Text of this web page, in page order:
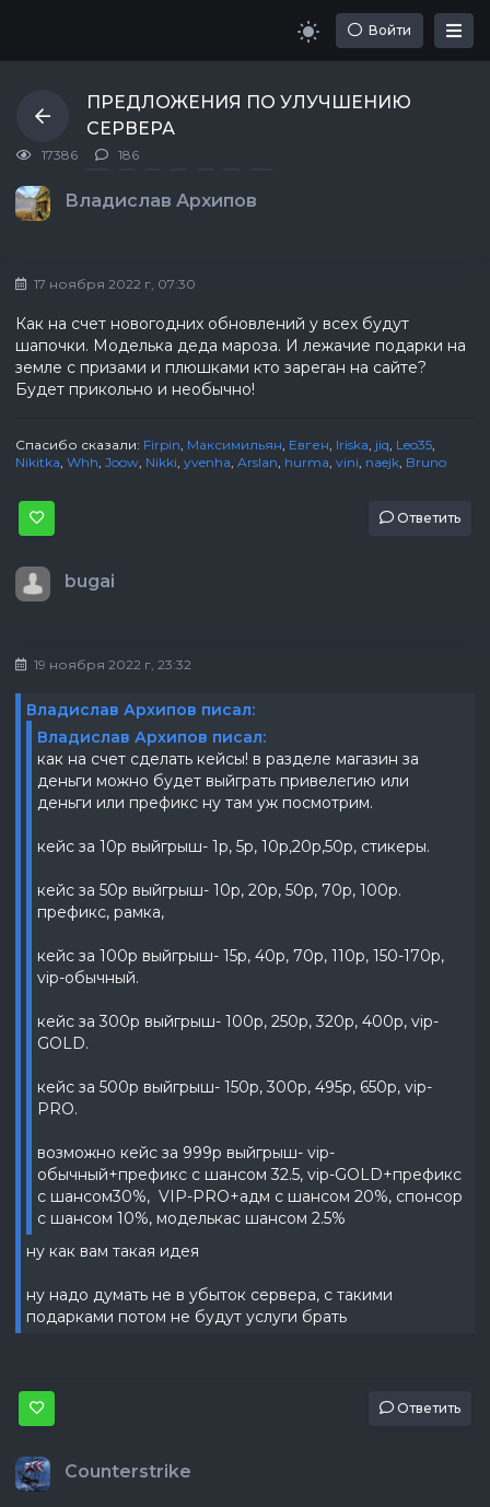
Войти
ПРЕДЛОЖЕНИЯ ПО УЛУЧШЕНИЮ
СЕРВЕРА
17386 186
Владислав Архипов
17 ноября 2022 г, 07:30
Как на счет новогодних обновлений у всех будут
шапочки. Моделька деда мароза. И лежачие подарки на
земле с призами и плюшками кто зареган на сайте?
Будет прикольно и необычно!
Спасибо сказали: Firpin, Максимильян, Евген, Iriska, jiq, Leo35,
Nikitka, Whh, Joow, Nikki, yvenha, Arslan, hurma, vini, naejk, Bruno
Ответить
bugai
19 ноября 2022 г, 23:32
Владислав Архипов писал:
Владислав Архипов писал:
как на счет сделать кейсы! в разделе магазин за
деньги можно будет выйграть привелегию или
деньги или префикс ну там уж посмотрим.
кейс за 10р выйгрыш- 1р, 5р, 10р,20р,50р, стикеры.
кейс за 50р выйгрыш- 10р, 20р, 50р, 70р, 100р.
префикс, рамка,
кейс за 100р выйгрыш- 15р, 40р, 70р, 110р, 150-170р,
vip-обычный.
кейс за 300р выйгрыш- 100р, 250р, 320р, 400р, vip-
GOLD.
кейс за 500р выйгрыш- 150р, 300р, 495р, 650р, vip-
PRO.
возможно кейс за 999р выйгрыш- vip-
обычный+префикс с шансом 32.5, vip-GOLD+префикс
с шансом30%, VIP-PRO+адм с шансом 20%, спонсор
с шансом 10%, моделькас шансом 2.5%
ну как вам такая идея
ну надо думать не в убыток сервера, с такими
подарками потом не будут услуги брать
Ответить
Counterstrike